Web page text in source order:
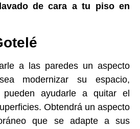
de cara a tu piso en
a las paredes un aspecto
modernizar su espacio,
pueden ayudarle a quitar el
Obtendrá un aspecto
que se adapte a sus